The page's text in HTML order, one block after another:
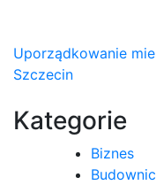
Nawigacja
wpisu
Uporządkowanie
Szczecin
Kategorie
Biznes